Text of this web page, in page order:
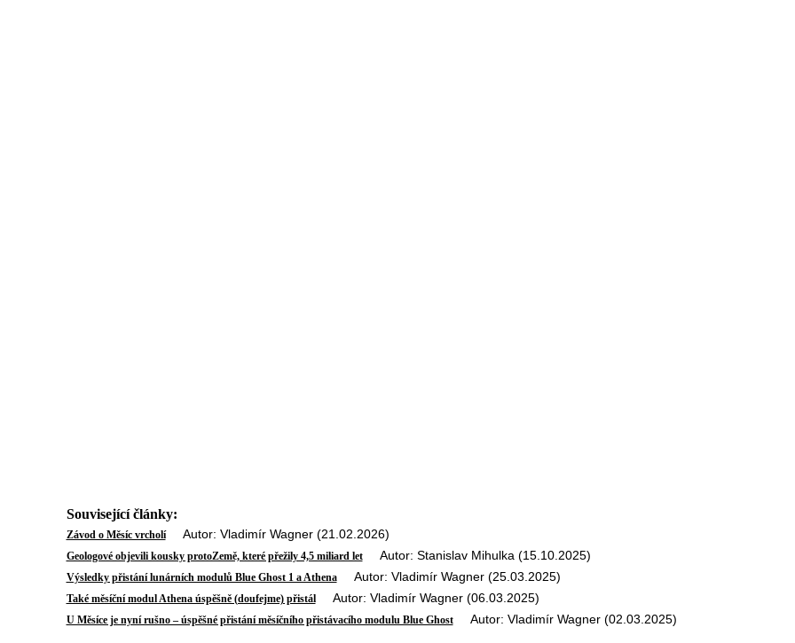
Související články:
Závod o Měsíc vrcholíAutor: Vladimír Wagner (21.02.2026)
Geologové objevili kousky protoZemě, které přežily 4,5 miliard letAutor: Stanislav Mihulka (15.10.2025)
Výsledky přistání lunárních modulů Blue Ghost 1 a AthenaAutor: Vladimír Wagner (25.03.2025)
Také měsíční modul Athena úspěšně (doufejme) přistálAutor: Vladimír Wagner (06.03.2025)
U Měsíce je nyní rušno – úspěšné přistání měsíčního přistávacího modulu Blue GhostAutor: Vladimír Wagner (02.03.2025)